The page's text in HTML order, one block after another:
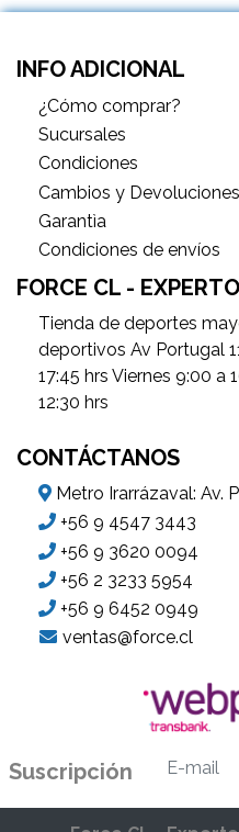
INFO ADICIONAL
¿Cómo comprar?
Sucursales
Condiciones
Cambios y Devoluciones
Garantìa
Condiciones de envíos
FORCE CL -
Tienda de deportes
deportivos Av Portugal
17:45 hrs Viernes 9:00 a
12:30 hrs
CONTÁCTANOS
Metro Irarrázaval: Av.
+56 9 4547 3443
+56 9 3620 0094
+56 2 3233 5954
+56 9 6452 0949
ventas@force.cl
Suscripción